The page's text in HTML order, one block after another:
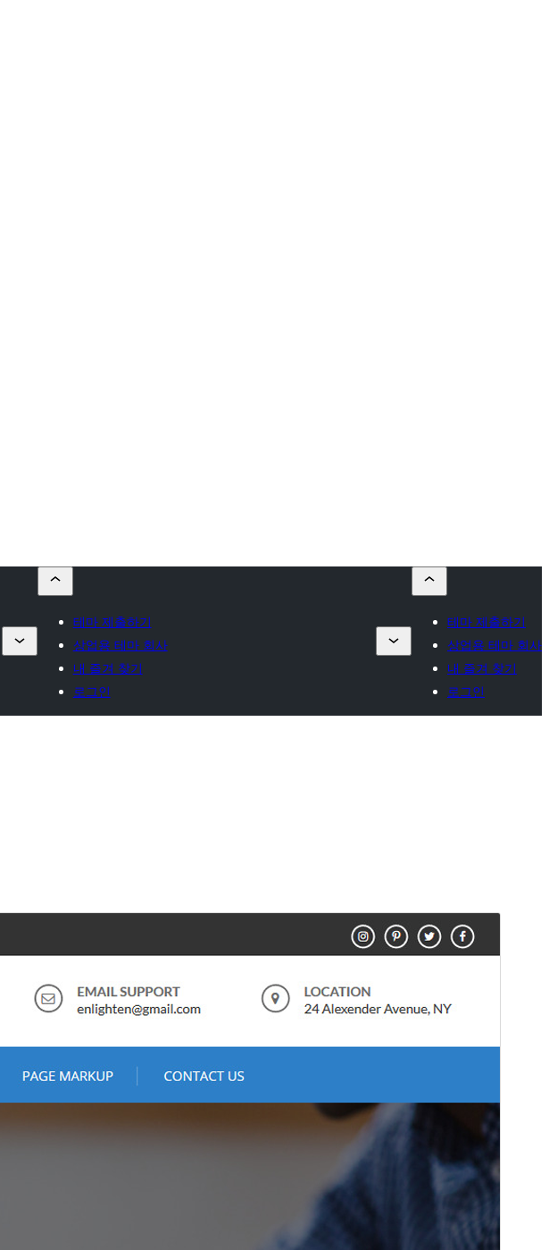
테마 제출하기
상업용 테마 회사
내 즐겨 찾기
로그인
테마 제출하기
상업용 테마 회사
내 즐겨 찾기
로그인
최근 업데이트
활성 설치
900+
PHP 버전
5.6
테마 홈페이지